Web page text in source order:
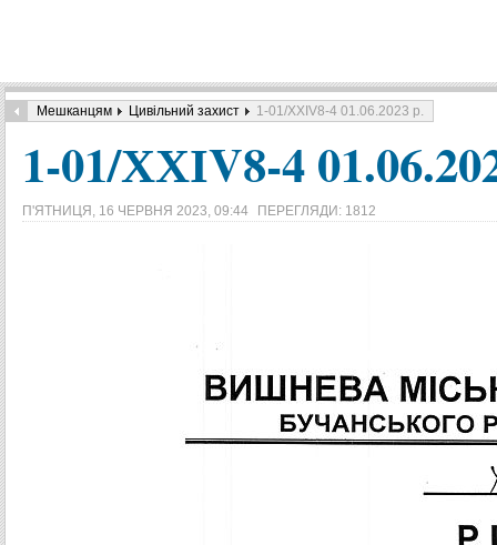
Мешканцям Цивільний захист 1-01/ХХІV8-4 01.06.2023 р.
1-01/ХХІV8-4
П'ЯТНИЦЯ, 16 ЧЕРВНЯ 2023, 09:44 ПЕРЕГЛЯДИ: 1812